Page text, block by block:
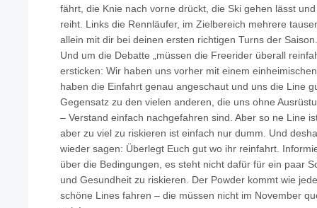
fährt, die Knie nach vorne drückt, die Ski gehen lässt
reiht. Links die Rennläufer, im Zielbereich mehrere
allein mit dir bei deinen ersten richtigen Turns der
Und um die Debatte „müssen die Freerider überall
ersticken: Wir haben uns vorher mit einem
haben die Einfahrt genau angeschaut und uns die Line
Gegensatz zu den vielen anderen, die uns ohne
– Verstand einfach nachgefahren sind. Aber so ne Line
aber zu viel zu riskieren ist einfach nur dumm. Und
wieder sagen: Überlegt Euch gut wo ihr reinfahrt.
über die Bedingungen, es steht nicht dafür für ein paar
und Gesundheit zu riskieren. Der Powder kommt wie
schöne Lines fahren – die müssen nicht im November